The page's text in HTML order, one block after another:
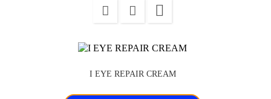

I EYE REPAIR CREAM